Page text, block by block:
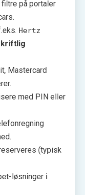
filtre på portaler
Hertz
Mastercard
med PIN eller
(typisk
løsninger i